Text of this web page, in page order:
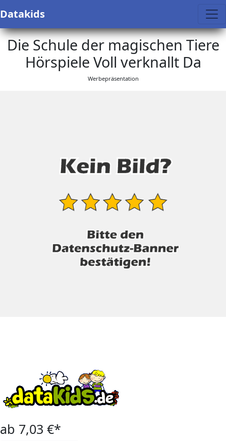
Datakids
Die Schule der magischen Tiere
Hörspiele Voll verknallt Da
Werbepräsentation
ab 7,03 €*